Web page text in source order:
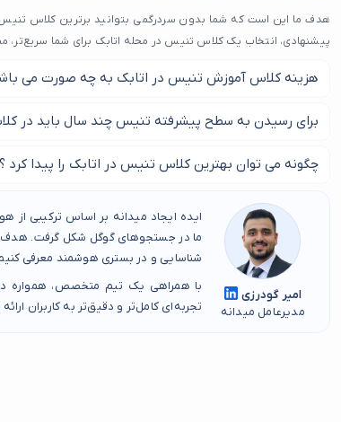
هدف ما این است که شما بدون سردرگمی بتوانید برترین کلاس تنیس
پیشنهادی، انتخاب یک کلاس تنیس در محله اتابک برای شما
هزینه کلاس آموزش تنیس در اتابک به چه صورت می
به طور کلی تنیس یک ورزش پر هزینه محسوب می شود
نیز به نسبت سایر ورزش ها بالاتر می باشد.
برای رسیدن به سطح پیشرفته تنیس چند سال باید در
نمی توان به طور دقیق تعیین کرد که چند سال برای
در اتابک شرکت نمایید چرا که این مدت زمان از میزان
چگونه می توان بهترین کلاس تنیس در اتابک را پیدا کرد ؟
شما از طریق این صفحه به راحتی می توانید بهترین کلاس
امیر گودرزی
مدیرعامل میدانه
ایده ایجاد میدانه بر اساس ترکیبی
ما در جستجوهای گوگل شکل گرفت. هدف
شناسایی و در بستری هوشمند معرفی
با همراهی یک تیم متخصص، همواره
تجربه‌ای کامل‌تر و دقیق‌تر به کاربران